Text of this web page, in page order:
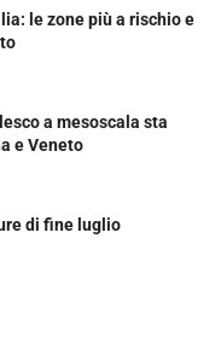
le zone più a rischio e
a mesoscala sta
e Veneto
di fine luglio